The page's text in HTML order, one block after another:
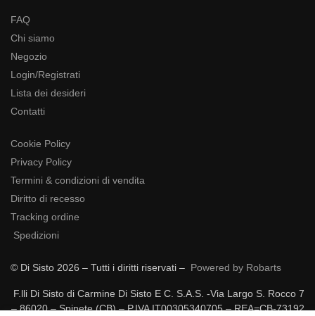
FAQ
Chi siamo
Negozio
Login/Registrati
Lista dei desideri
Contatti
Cookie Policy
Privacy Policy
Termini & condizioni di vendita
Diritto di recesso
Tracking ordine
Spedizioni
© Di Sisto 2026 – Tutti i diritti riservati – Powered by Robarts
F.lli Di Sisto di Carmine Di Sisto E C. S.A.S. -Via Largo S. Rocco 7
– 86020 – Spinete (CB) – P.IVA IT00305340705 – REA=CB-73192